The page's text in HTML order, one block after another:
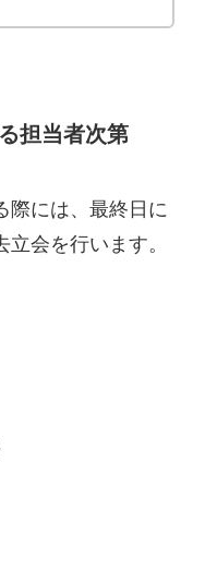
担当者次第
際には、最終日に
会を行います。